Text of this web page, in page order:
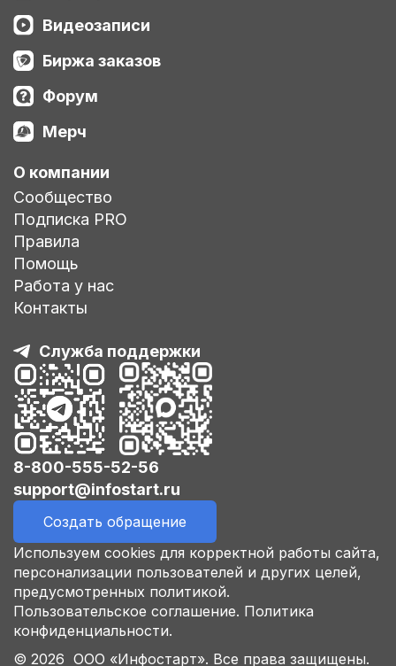
Видеозаписи
Биржа заказов
Форум
Мерч
О компании
Сообщество
Подписка PRO
Правила
Помощь
Работа у нас
Контакты
Служба поддержки
8-800-555-52-56
support@infostart.ru
Создать обращение
Используем cookies для корректной работы сайта,
персонализации пользователей и других целей,
предусмотренных политикой.
Пользовательское соглашение. Политика
конфиденциальности.
© 2026 ООО «Инфостарт». Все права защищены.